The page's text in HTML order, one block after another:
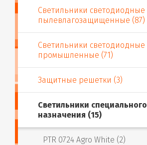
Светильники светодиодные
пылевлагозащищенные (87)
Светильники светодиодные
промышленные (71)
Защитные решетки (3)
Светильники специального
назначения (15)
PTR 0724 Agro White (2)